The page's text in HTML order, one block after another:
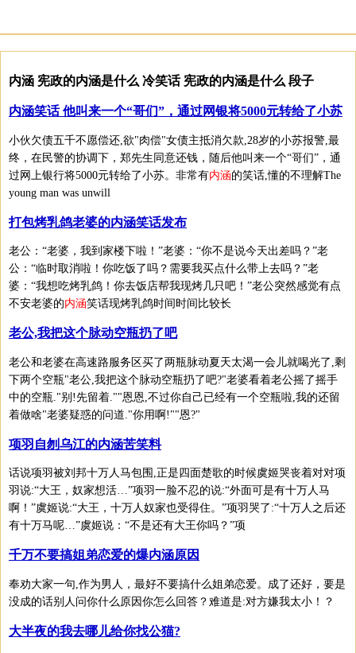
内涵 宪政的内涵是什么 冷笑话 宪政的内涵是什么 段子
内涵笑话 他叫来一个“哥们”，通过网银将5000元转给了小苏
小伙欠债五千不愿偿还,欲"肉偿"女债主抵消欠款,28岁的小苏报警,最
终，在民警的协调下，郑先生同意还钱，随后他叫来一个“哥们”，通
过网上银行将5000元转给了小苏。非常有内涵的笑话,懂的不理解The
young man was unwill
打包烤乳鸽老婆的内涵笑话发布
老公：“老婆，我到家楼下啦！”老婆：“你不是说今天出差吗？”老
公：“临时取消啦！你吃饭了吗？需要我买点什么带上去吗？”老
婆：“我想吃烤乳鸽！你去饭店帮我现烤几只吧！”老公突然感觉有点
不安老婆的内涵笑话现烤乳鸽时间时间比较长
老公,我把这个脉动空瓶扔了吧
老公和老婆在高速路服务区买了两瓶脉动夏天太渴一会儿就喝光了,剩
下两个空瓶"老公,我把这个脉动空瓶扔了吧?"老婆看着老公摇了摇手
中的空瓶."别!先留着.""恩恩,不过你自己已经有一个空瓶啦,我的还留
着做啥"老婆疑惑的问道."你用啊!""恩?"
项羽自刎乌江的内涵苦笑料
话说项羽被刘邦十万人马包围,正是四面楚歌的时候虞姬哭丧着对对项
羽说:“大王，奴家想活…”项羽一脸不忍的说:“外面可是有十万人马
啊！”虞姬说:“大王，十万人奴家也受得住。”项羽哭了:“十万人之后还
有十万马呢…”虞姬说：“不是还有大王你吗？”项
千万不要搞姐弟恋爱的爆内涵原因
奉劝大家一句,作为男人，最好不要搞什么姐弟恋爱。成了还好，要是
没成的话别人问你什么原因你怎么回答？难道是:对方嫌我太小！？
大半夜的我去哪儿给你找公猫?